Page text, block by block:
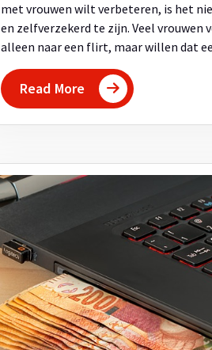
met vrouwen wilt verbeteren, is het
en zelfverzekerd te zijn. Veel vrouwen
alleen naar een flirt, maar willen dat
Read More